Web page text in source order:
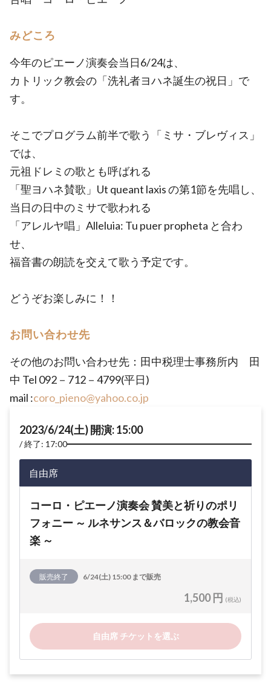
みどころ
今年のピエーノ演奏会当日6/24は、
カトリック教会の「洗礼者ヨハネ誕生の祝日」で
す。
そこでプログラム前半で歌う「ミサ・ブレヴィス」
では、
元祖ドレミの歌とも呼ばれる
「聖ヨハネ賛歌」Ut queant laxis の第1節を先唱し、
当日の日中のミサで歌われる
「アレルヤ唱」Alleluia: Tu puer propheta と合わ
せ、
福音書の朗読を交えて歌う予定です。
どうぞお楽しみに！！
お問い合わせ先
その他のお問い合わせ先：田中税理士事務所内 田
中 Tel 092－712－4799(平日)
mail :coro_pieno@yahoo.co.jp
2023/6/24(土) 開演: 15:00
終了: 17:00
自由席
コーロ・ピエーノ演奏会 賛美と祈りのポリ
フォニー ～ ルネサンス＆バロックの教会音
楽 ～
販売終了 6/24(土) 15:00 まで販売
1,500 円 (税込)
自由席 チケットを選ぶ